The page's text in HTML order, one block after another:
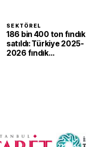
SEKTÖREL
186 bin 400 ton fındık
satıldı: Türkiye 2025-
2026 fındık